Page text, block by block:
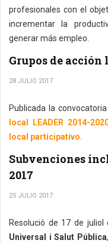
profesionales con el
incrementar la
generar más empleo.
Grupos de acción
28 JULIO 2017
Publicada la
local LEADER 2014-
local participativo.
Subvenciones
2017
25 JULIO 2017
Resolució de 17 de juliol
Universal i Salut Pública